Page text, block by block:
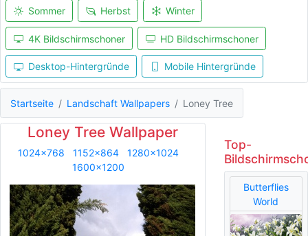
Sommer Herbst Winter
4K Bildschirmschoner HD Bildschirmschoner
Desktop-Hintergründe Mobile Hintergründe
Startseite Landschaft Wallpapers Loney Tree
Loney Tree Wallpaper
1024x768 1152x864
1280x1024
1600x1200
Top-
Butterflies
World